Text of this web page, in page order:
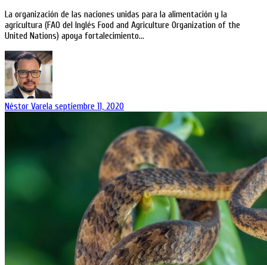
La organización de las naciones unidas para la alimentación y la
agricultura (FAO del Inglés Food and Agriculture Organization of the
United Nations) apoya fortalecimiento…
Néstor Varela septiembre 11, 2020